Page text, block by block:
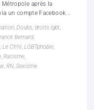
Métropole après la
un compte Facebook...
, Doubs, droits lgbt,
Bernard,
, Le Ch’ni, LGBTphobie,
, Racisme,
, RN, Sexisme